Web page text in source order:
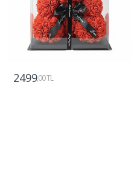
2499,00 TL